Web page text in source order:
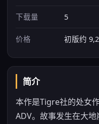
下载量 5
价格 初版约
简介
本作是Tigre社的处女
ADV。故事发生在大